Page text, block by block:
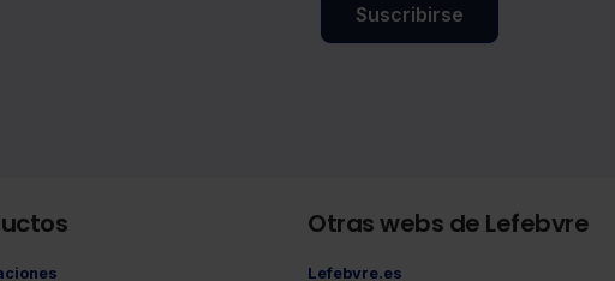
Suscribirse
Otras webs de Lefebvre
Lefebvre.es